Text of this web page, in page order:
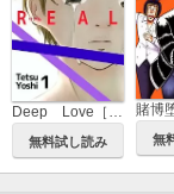
Deep Love［REAL]
無料試し読み 無